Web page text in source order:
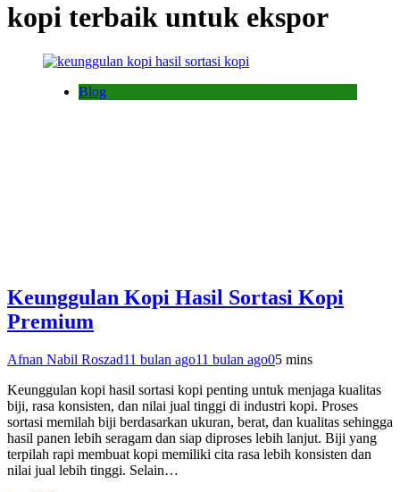
kopi terbaik untuk ekspor
Blog
Keunggulan Kopi Hasil Sortasi Kopi
Premium
Afnan Nabil Roszad11 bulan ago11 bulan ago05 mins
Keunggulan kopi hasil sortasi kopi penting untuk menjaga kualitas
biji, rasa konsisten, dan nilai jual tinggi di industri kopi. Proses
sortasi memilah biji berdasarkan ukuran, berat, dan kualitas sehingga
hasil panen lebih seragam dan siap diproses lebih lanjut. Biji yang
terpilah rapi membuat kopi memiliki cita rasa lebih konsisten dan
nilai jual lebih tinggi. Selain…